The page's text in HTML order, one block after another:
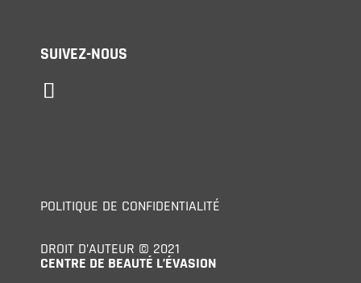
SUIVEZ-NOUS
POLITIQUE DE CONFIDENTIALITÉ
DROIT D’AUTEUR © 2021
CENTRE DE BEAUTÉ L’ÉVASION